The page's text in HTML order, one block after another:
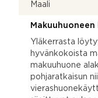
Maali
Yläkerrasta
hyvänkokoista
makuuhuone
pohjaratkaisun